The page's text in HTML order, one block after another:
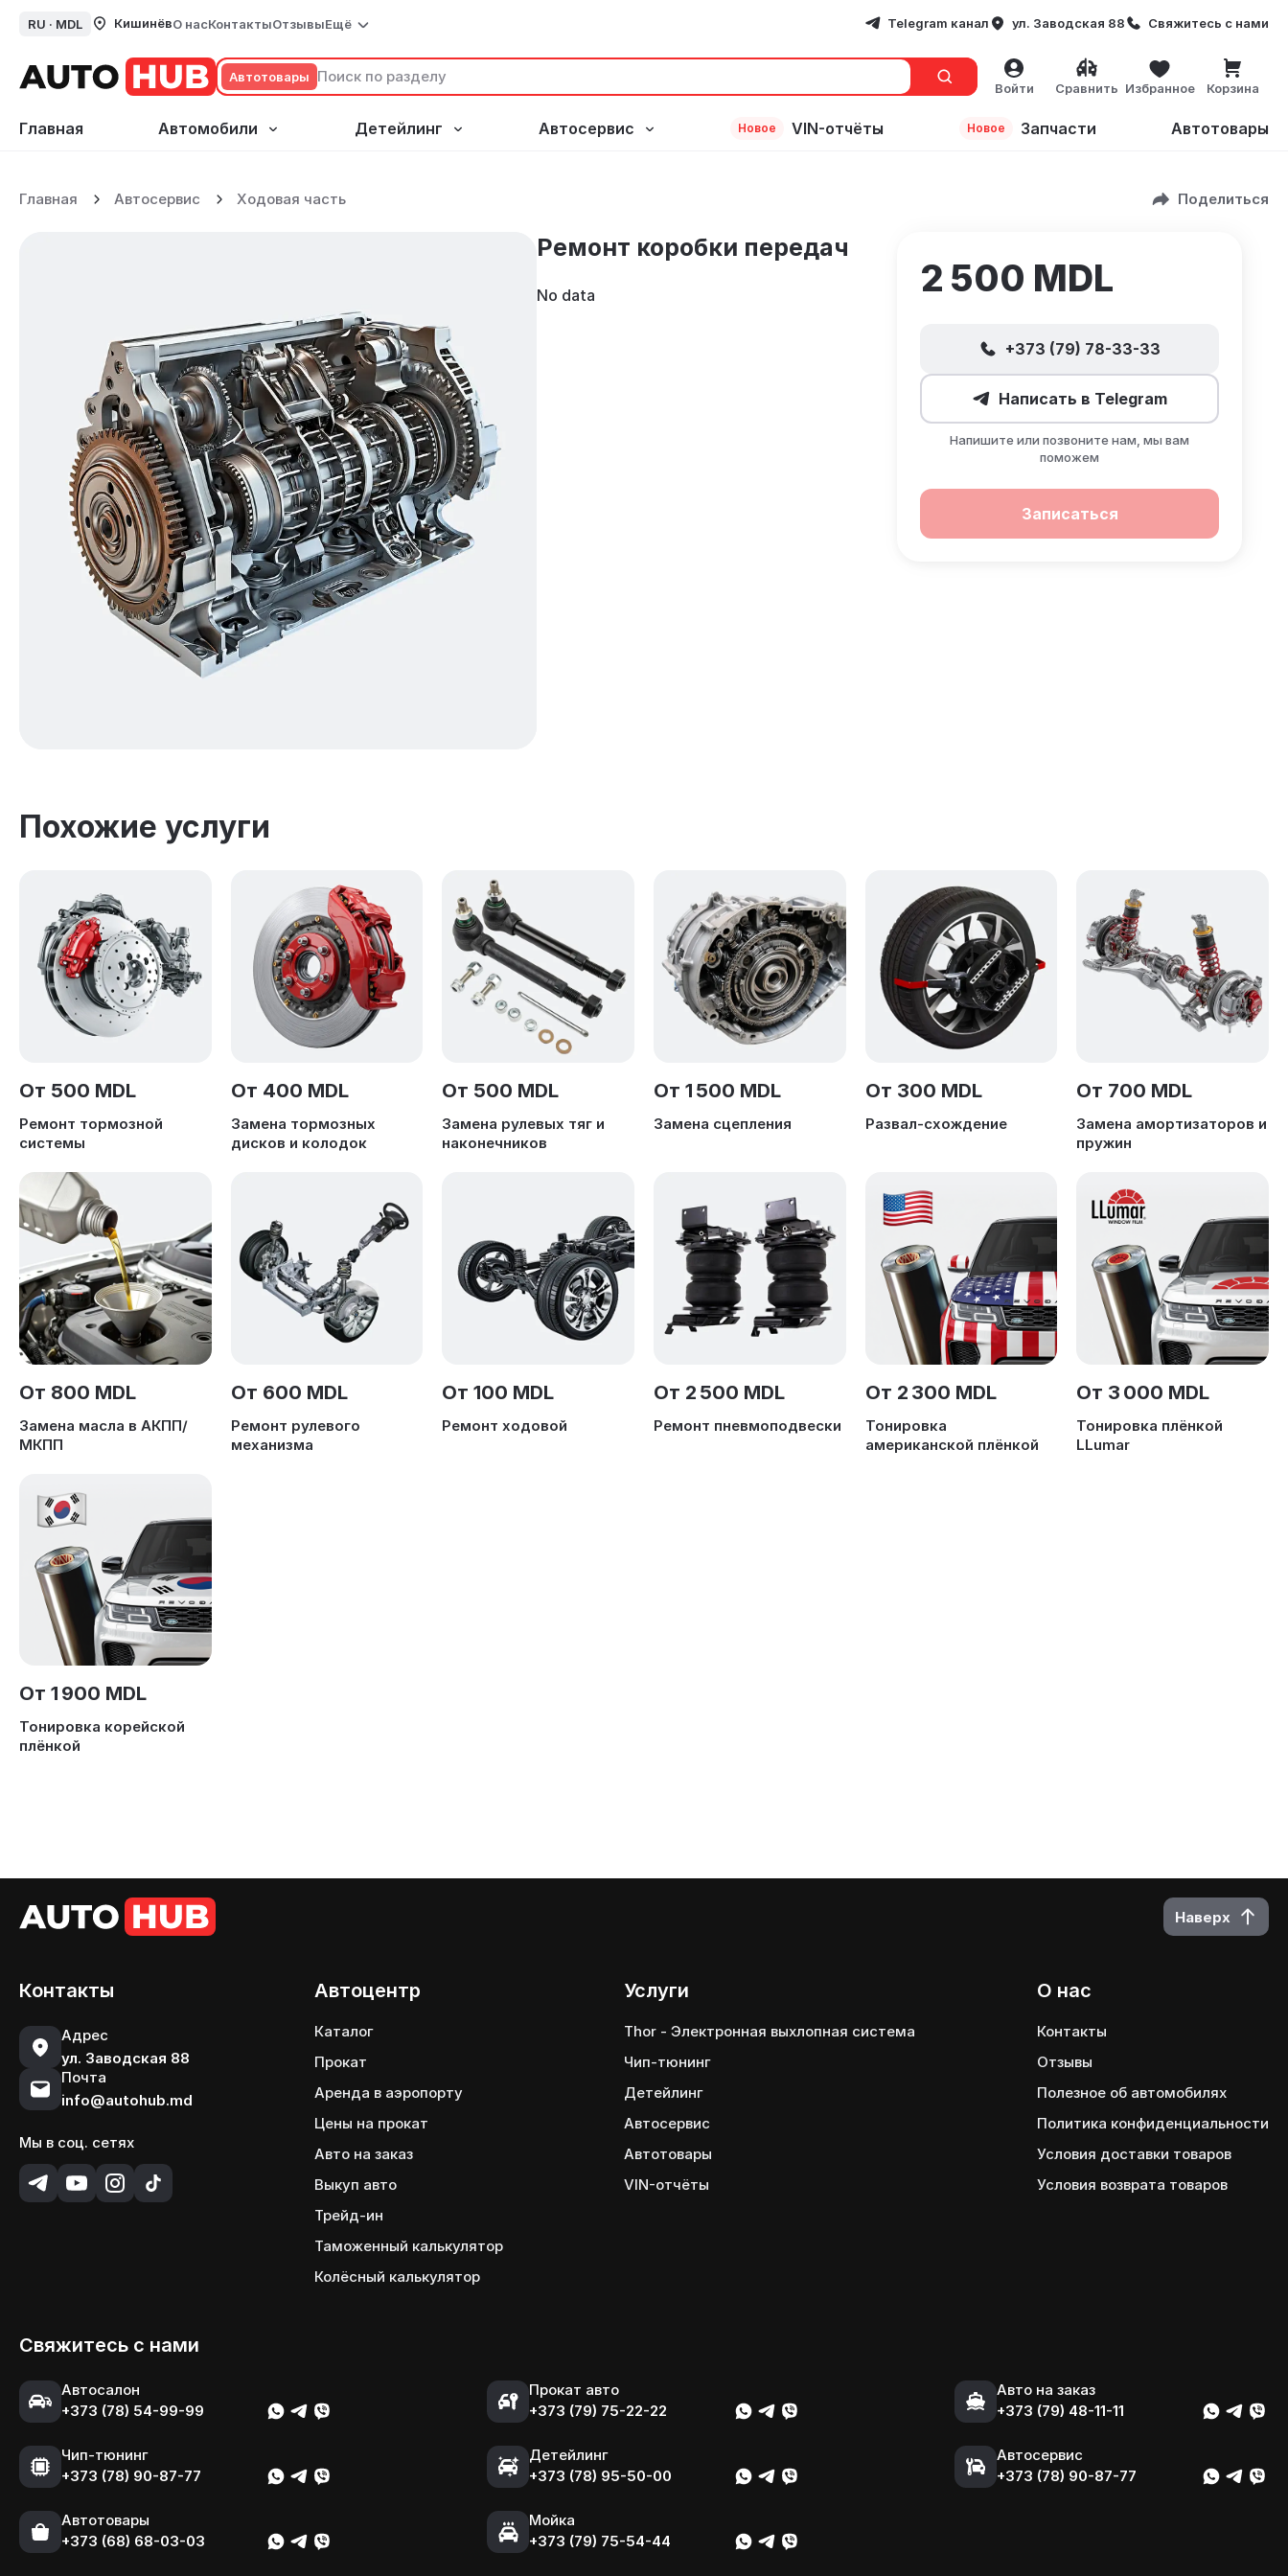
RU · MDL КишинёвО насКонтактыОтзывыЕщё Telegram канал ул. Заводская 88 Свяжитесь с нами
Автотовары
Войти Сравнить Избранное Корзина
Главная Автомобили Детейлинг Автосервис Новое VIN-отчёты Новое Запчасти Автотовары
Ремонт коробки передач
Главная Автосервис Ходовая часть Поделиться
Ремонт коробки передач
No data 2 500 MDL
+373 (79) 78-33-33
Написать в Telegram
Напишите или позвоните нам, мы вам
поможем
Записаться
Похожие услуги
От 500 MDL
Ремонт тормозной
системы
От 400 MDL
Замена тормозных
дисков и колодок
От 500 MDL
Замена рулевых тяг и
наконечников
От 1 500 MDL
Замена сцепления
От 300 MDL
Развал-схождение
От 700 MDL
Замена амортизаторов и
пружин
От 800 MDL
Замена масла в АКПП/
МКПП
От 600 MDL
Ремонт рулевого
механизма
От 100 MDL
Ремонт ходовой
От 2 500 MDL
Ремонт пневмоподвески
От 2 300 MDL
Тонировка
американской плёнкой
От 3 000 MDL
Тонировка плёнкой
LLumar
От 1 900 MDL
Тонировка корейской
плёнкой
Наверх
Контакты
Адрес
ул. Заводская 88
Почта
info@autohub.md
Мы в соц. сетях
Автоцентр
Каталог
Прокат
Аренда в аэропорту
Цены на прокат
Авто на заказ
Выкуп авто
Трейд-ин
Таможенный калькулятор
Колёсный калькулятор
Услуги
Thor - Электронная выхлопная система
Чип-тюнинг
Детейлинг
Автосервис
Автотовары
VIN-отчёты
О нас
Контакты
Отзывы
Полезное об автомобилях
Политика конфиденциальности
Условия доставки товаров
Условия возврата товаров
Свяжитесь с нами
Автосалон
+373 (78) 54-99-99
Прокат авто
+373 (79) 75-22-22
Авто на заказ
+373 (79) 48-11-11
Чип-тюнинг
+373 (78) 90-87-77
Детейлинг
+373 (78) 95-50-00
Автосервис
+373 (78) 90-87-77
Автотовары
+373 (68) 68-03-03
Мойка
+373 (79) 75-54-44